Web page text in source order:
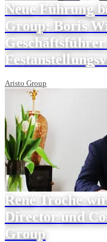
Neue Führung
Group: Boris
Aristo Group
René Troche
Director und
Group